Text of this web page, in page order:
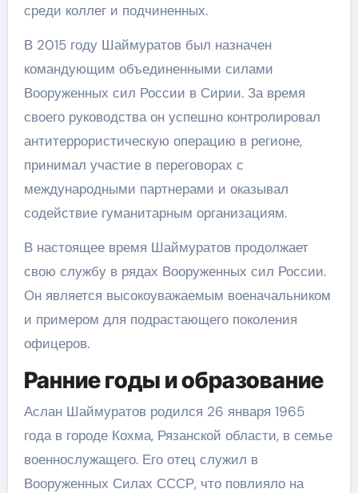
среди коллег и подчиненных.
В 2015 году Шаймуратов был назначен
командующим объединенными силами
Вооруженных сил России в Сирии. За время
своего руководства он успешно контролировал
антитеррористическую операцию в регионе,
принимал участие в переговорах с
международными партнерами и оказывал
содействие гуманитарным организациям.
В настоящее время Шаймуратов продолжает
свою службу в рядах Вооруженных сил России.
Он является высокоуважаемым военачальником
и примером для подрастающего поколения
офицеров.
Ранние годы и образование
Аслан Шаймуратов родился 26 января 1965
года в городе Кохма, Рязанской области, в семье
военнослужащего. Его отец служил в
Вооруженных Силах СССР, что повлияло на